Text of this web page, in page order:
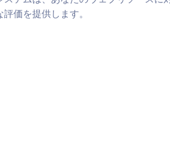
価を提供します。